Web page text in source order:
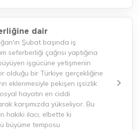
dair
Şubat başında iş
seferberliği çağrısı yaptığına
işgücüne yetişmenin
olduğu bir Türkiye gerçekliğine
eklenmesiyle pekişen işsizlik
hayatın en ciddi
karşımızda yükseliyor. Bu
hakiki ilacı, elbette ki
büyüme temposu